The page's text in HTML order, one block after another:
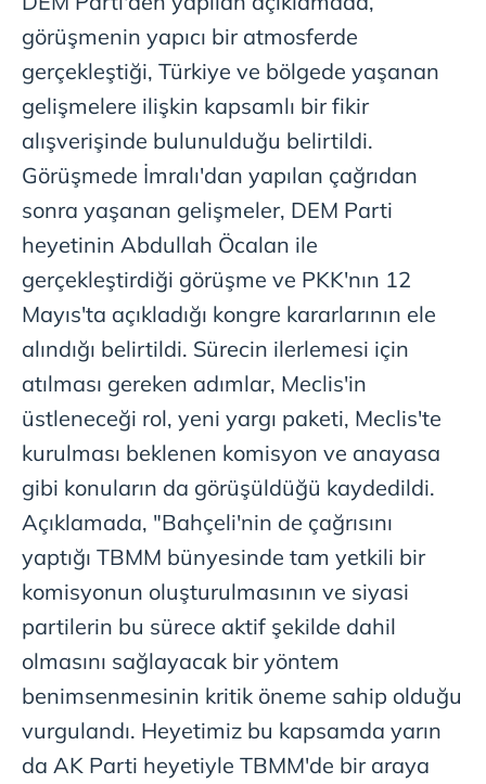
vasıtasıyla belirleyebilirsiniz. Çerezlere ilişkin detaylı bilgi
için Ayarlar butonuna tıklayabilir,
Metnimiziziyaret edebilirsiniz.
6698 sayılı Kişisel Verilerin Korunması Kanunu uyarınca
hazırlanmış Aydınlatma Metnimizi okumak ve sitemizde
ilgili mevzuata uygun olarak kullanılan çerezlerle ilgili bilgi
almak için lütfentıklayınız.
görüşmenin yapıcı bir atmosferde
gerçekleştiği, Türkiye ve bölgede yaşanan
gelişmelere ilişkin kapsamlı bir fikir
alışverişinde bulunulduğu belirtildi.
Görüşmede İmralı'dan yapılan çağrıdan
sonra yaşanan gelişmeler, DEM Parti
heyetinin Abdullah Öcalan ile
gerçekleştirdiği görüşme ve PKK'nın 12
Mayıs'ta açıkladığı kongre kararlarının ele
alındığı belirtildi. Sürecin ilerlemesi için
atılması gereken adımlar, Meclis'in
üstleneceği rol, yeni yargı paketi, Meclis'te
kurulması beklenen komisyon ve anayasa
gibi konuların da görüşüldüğü kaydedildi.
Açıklamada, "Bahçeli'nin de çağrısını
yaptığı TBMM bünyesinde tam yetkili bir
komisyonun oluşturulmasının ve siyasi
partilerin bu sürece aktif şekilde dahil
olmasını sağlayacak bir yöntem
benimsenmesinin kritik öneme sahip olduğu
vurgulandı. Heyetimiz bu kapsamda yarın
da AK Parti heyetiyle TBMM'de bir araya